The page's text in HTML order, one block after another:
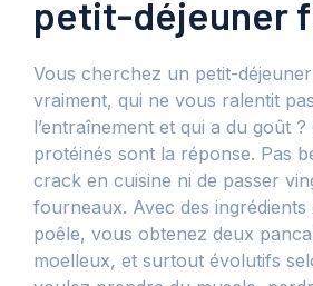
petit-déjeuner
Vous cherchez un petit-
vraiment, qui ne vous ralentit
l’entraînement et qui a du goût ?
protéinés sont la réponse. Pas
crack en cuisine ni de passer
fourneaux. Avec des ingrédients
poêle, vous obtenez deux
moelleux, et surtout évolutifs